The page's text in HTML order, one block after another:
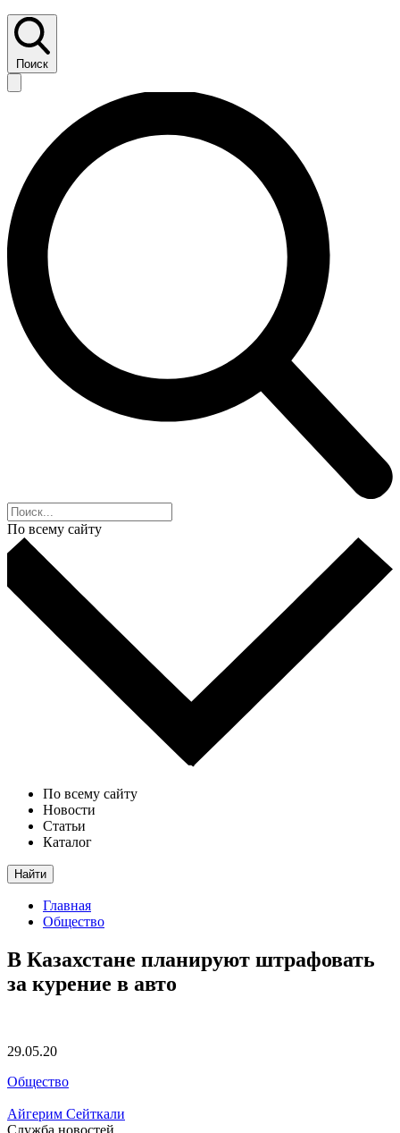
Поиск
По всему сайту
По всему сайту
Новости
Статьи
Каталог
Найти
Главная
Общество
В Казахстане планируют штрафовать
за курение в авто
29.05.20
Общество
Айгерим Сейткали